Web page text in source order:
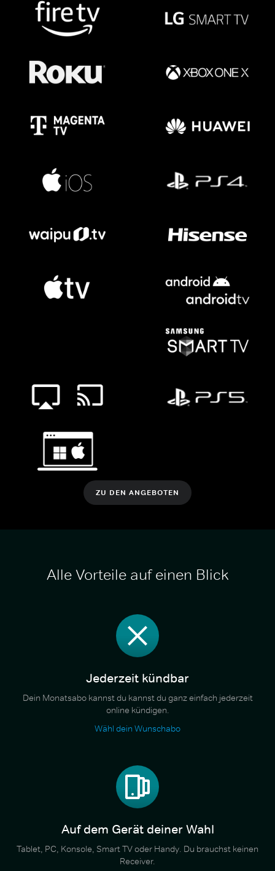
ZU DEN ANGEBOTEN
Alle Vorteile auf einen Blick
Jederzeit kündbar
Dein Monatsabo kannst du kannst du ganz einfach jederzeit
online kündigen.
Wähl dein Wunschabo
Auf dem Gerät deiner Wahl
Tablet, PC, Konsole, Smart TV oder Handy. Du brauchst keinen
Receiver.